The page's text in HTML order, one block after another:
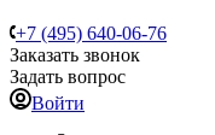
+7 (495) 640-06-76
Заказать звонок
Задать вопрос
Войти